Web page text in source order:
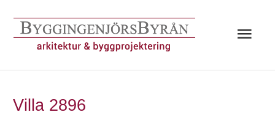
innehåll
Villa 2896